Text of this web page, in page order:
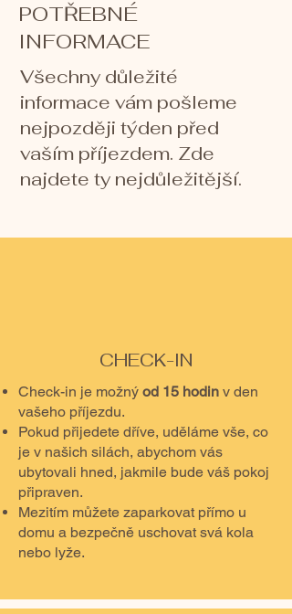
POTŘEBNÉ
INFORMACE
Všechny důležité
informace vám pošleme
nejpozději týden před
vaším příjezdem. Zde
najdete ty nejdůležitější.
CHECK-IN
Check-in je možný od 15 hodin v den
vašeho příjezdu.
Pokud přijedete dříve, uděláme vše, co
je v našich silách, abychom vás
ubytovali hned, jakmile bude váš pokoj
připraven.
Mezitím můžete zaparkovat přímo u
domu a bezpečně uschovat svá kola
nebo lyže.